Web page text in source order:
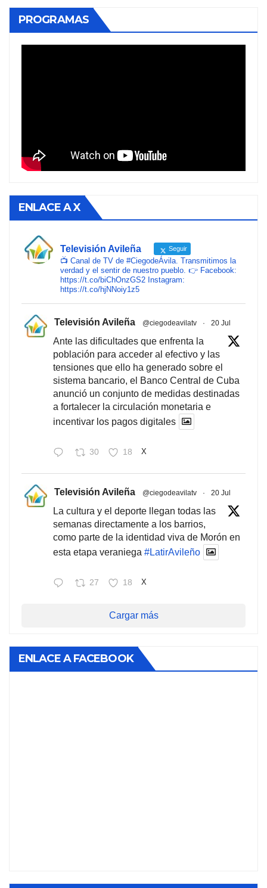
PROGRAMAS
ENLACE A X
Televisión Avileña Seguir
📺 Canal de TV de #CiegodeÁvila. Transmitimos la
verdad y el sentir de nuestro pueblo. 👉 Facebook:
https://t.co/biChOnzGS2 Instagram:
https://t.co/hjNNoiy1z5
Televisión Avileña @ciegodeavilatv · 20 Jul
Ante las dificultades que enfrenta la
población para acceder al efectivo y las
tensiones que ello ha generado sobre el
sistema bancario, el Banco Central de Cuba
anunció un conjunto de medidas destinadas
a fortalecer la circulación monetaria e
incentivar los pagos digitales
30 18 X
Televisión Avileña @ciegodeavilatv · 20 Jul
La cultura y el deporte llegan todas las
semanas directamente a los barrios,
como parte de la identidad viva de Morón en
esta etapa veraniega #LatirAvileño
27 18 X
Cargar más
ENLACE A FACEBOOK